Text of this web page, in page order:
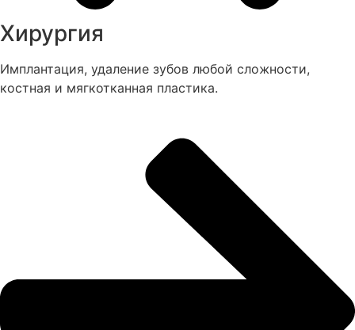
Хирургия
Имплантация, удаление зубов любой сложности,
костная и мягкотканная пластика.